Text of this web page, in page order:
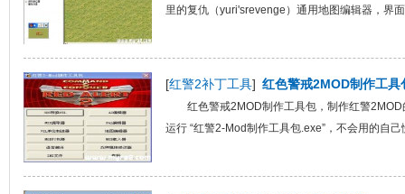
里的复仇（yuri'srevenge）通用地图编辑器，界
[红警2补丁工具] 红色警戒2MOD制作工具
红色警戒2MOD制作工具包，制作红警
运行 “红警2-Mod制作工具包.exe”，不会用的自